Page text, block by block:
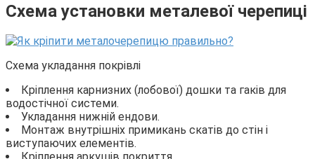
Схема установки металевої черепиці
Схема укладання покрівлі
Кріплення карнизних (лобової) дошки та гаків для
водостічної системи.
Укладання нижній ендови.
Монтаж внутрішніх примикань скатів до стін і
виступаючих елементів.